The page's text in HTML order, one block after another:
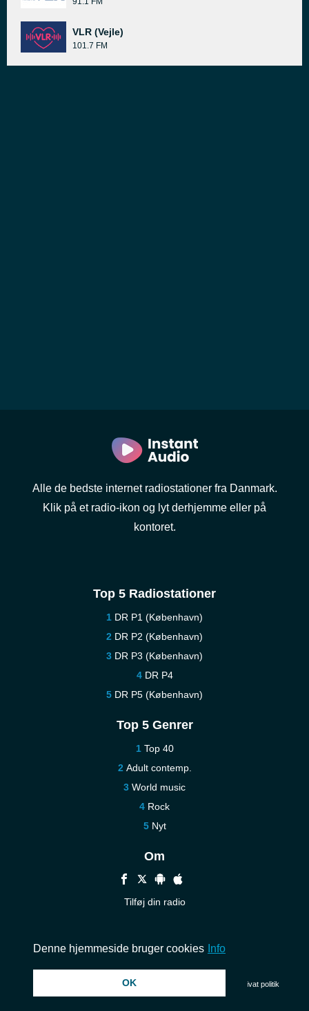
VLR (Vejle)
101.7 FM
Alle de bedste internet radiostationer fra Danmark.
Klik på et radio-ikon og lyt derhjemme eller på
kontoret.
Top 5 Radiostationer
DR P1 (København)
DR P2 (København)
DR P3 (København)
DR P4
DR P5 (København)
Top 5 Genrer
Top 40
Adult contemp.
World music
Rock
Nyt
Om
Tilføj din radio
© 2026 InstantAudio. Alle rettigheder forbeholdes. ・ Privat politik
Denne hjemmeside bruger cookies Info
OK